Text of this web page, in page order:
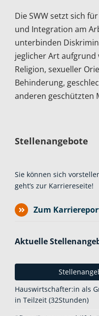
Die SWW setzt sich
und Integration am
unterbinden
jeglicher Art aufgrund
Religion, sexueller
Behinderung,
anderen geschützten
Stellenangebote
Sie können sich
geht’s zur Karriereseite!
Zum
Aktuelle